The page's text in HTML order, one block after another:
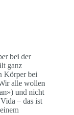
bei der
ganz
Körper bei
alle wollen
und nicht
– das ist